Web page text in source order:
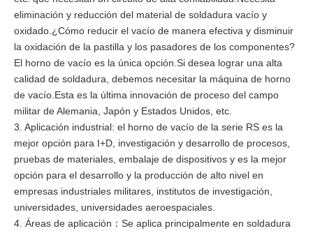
eliminación y reducción del material de soldadura vacío y
oxidado.¿Cómo reducir el vacío de manera efectiva y disminuir
la oxidación de la pastilla y los pasadores de los componentes?
El horno de vacío es la única opción.Si desea lograr una alta
calidad de soldadura, debemos necesitar la máquina de horno
de vacío.Esta es la última innovación de proceso del campo
militar de Alemania, Japón y Estados Unidos, etc.
3. Aplicación industrial: el horno de vacío de la serie RS es la
mejor opción para I+D, investigación y desarrollo de procesos,
pruebas de materiales, embalaje de dispositivos y es la mejor
opción para el desarrollo y la producción de alto nivel en
empresas industriales militares, institutos de investigación,
universidades, universidades aeroespaciales.
4. Áreas de aplicación ： Se aplica principalmente en soldadura